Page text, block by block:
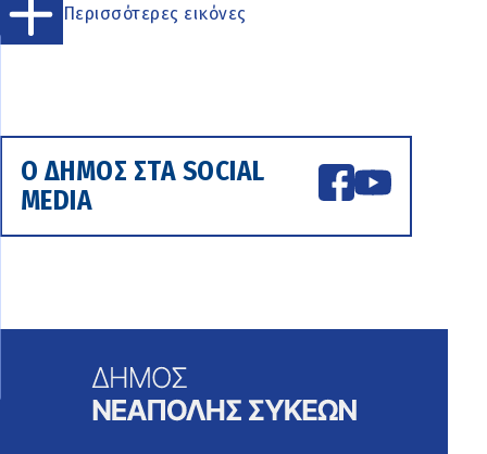
Περισσότερες εικόνες
Ο ΔΗΜΟΣ ΣΤΑ SOCIAL
MEDIA